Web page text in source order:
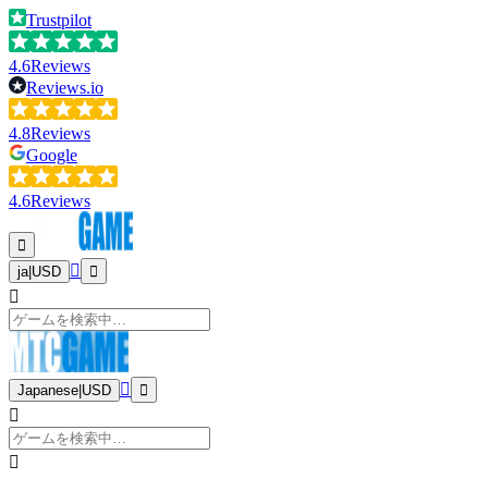
Trustpilot
4.6Reviews
Reviews.io
4.8Reviews
Google
4.6Reviews
ja| USD
Japanese USD